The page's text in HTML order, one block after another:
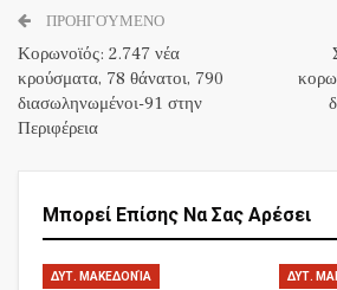
ΠΡΟΗΓΟΎΜΕΝΟ
Κορωνοϊός: 2.747 νέα
κρούσματα, 78 θάνατοι, 790
διασωληνωμένοι-91 στην
Περιφέρεια
Μπορεί Επίσης Να Σας Αρέσει
ΔΥΤ. ΜΑΚΕΔΟΝΊΑ ΔΥΤ.